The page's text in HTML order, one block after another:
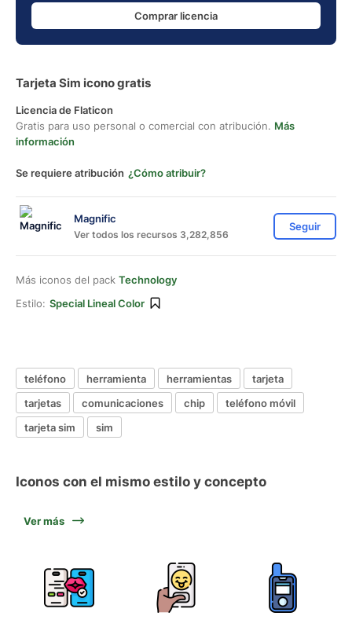
Comprar licencia
Tarjeta Sim icono gratis
Licencia de Flaticon
Gratis para uso personal o comercial con atribución. Más
información
Se requiere atribución ¿Cómo atribuir?
Magnific
Ver todos los recursos 3,282,856
Seguir
Más iconos del pack Technology
Estilo: Special Lineal Color
teléfono herramienta herramientas
tarjeta
tarjetas
comunicaciones chip
teléfono móvil
tarjeta sim
sim
Iconos con el mismo estilo y concepto
Ver más